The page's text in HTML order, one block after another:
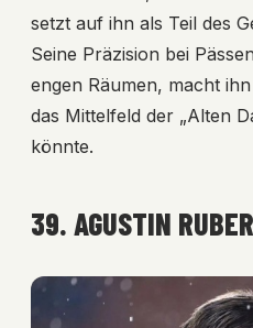
setzt auf ihn als Teil des
Seine Präzision bei
engen Räumen, macht
das Mittelfeld der „Alten
könnte.
39. AGUSTIN